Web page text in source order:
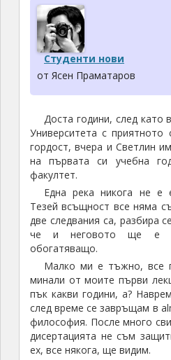
Студенти нови
от Ясен Праматаров
Доста години, след като
Университета с приятното
гордост, вчера и Светлин
на първата си учебна
факултет.
Една река никога не е
Тезей всъщност все няма
две следвания са, разбира
че и неговото ще е
обогатяващо.
Малко ми е тъжно, все
минали от моите първи
пък какви години, а?
след време се завръщам в
философия. После много
дисертацията не съм
ех, все някога, ще видим.